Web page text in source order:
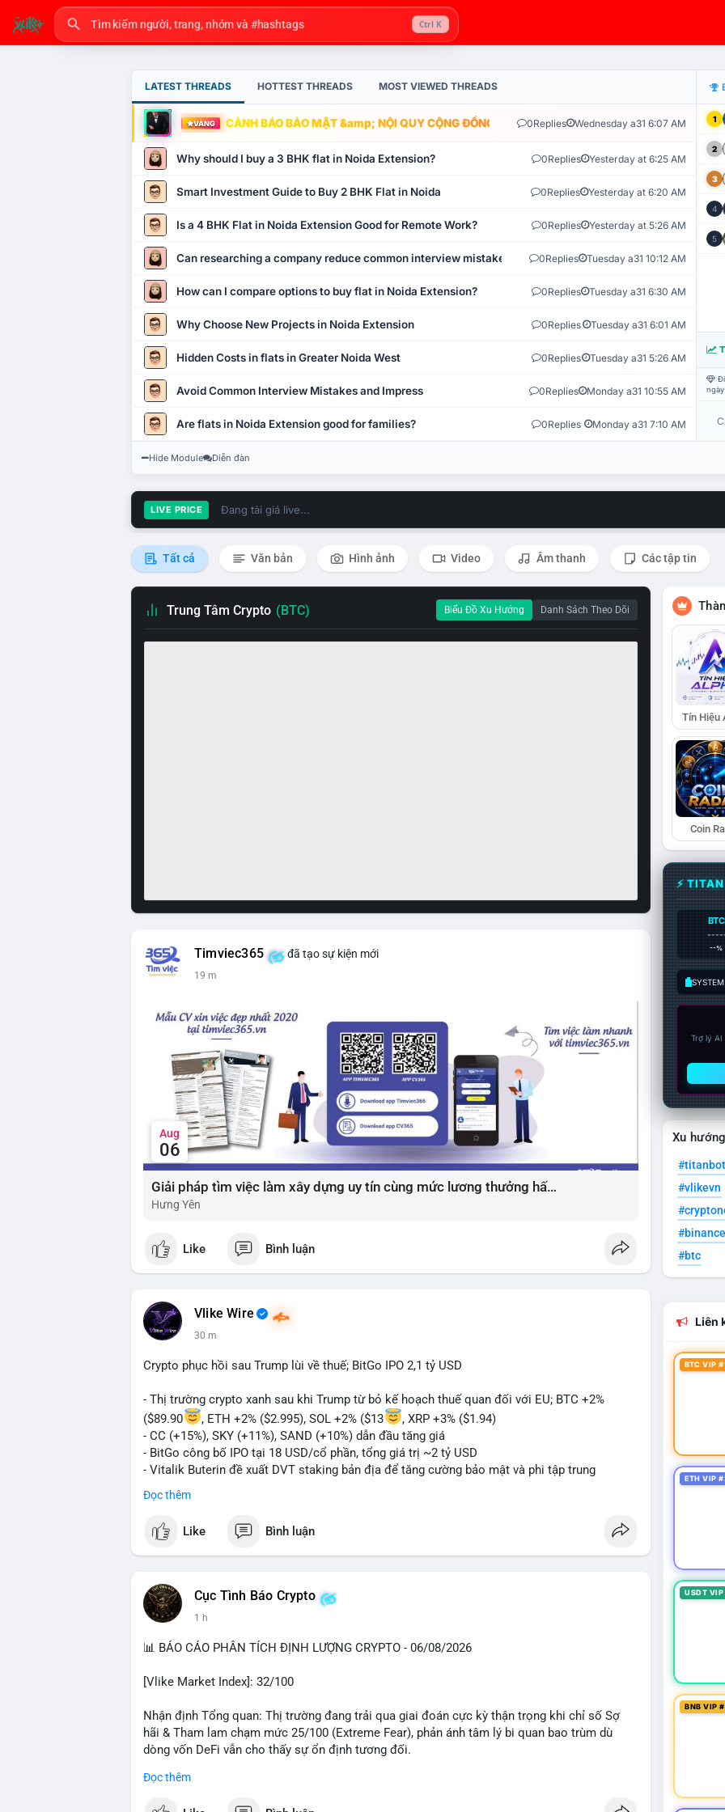
Ctrl K
LATEST THREADS HOTTEST THREADS MOST VIEWED THREADS
VÀNG CẢNH BÁO BẢO MẬT &amp; NỘI QUY CỘNG ĐỒNG VLIKE.VN: HỆ THỐNG GIÁM SÁT TỰ
0Replies Wednesday a31 6:07 AM
Why should I buy a 3 BHK flat in Noida Extension? 0Replies Yesterday at 6:25 AM
Smart Investment Guide to Buy 2 BHK Flat in Noida 0Replies Yesterday at 6:20 AM
Is a 4 BHK Flat in Noida Extension Good for Remote Work? 0Replies Yesterday at 5:26 AM
Can researching a company reduce common interview mistakes? 0Replies Tuesday a31 10:12 AM
How can I compare options to buy flat in Noida Extension? 0Replies Tuesday a31 6:30 AM
Why Choose New Projects in Noida Extension 0Replies Tuesday a31 6:01 AM
Hidden Costs in flats in Greater Noida West 0Replies Tuesday a31 5:26 AM
Avoid Common Interview Mistakes and Impress 0Replies Monday a31 10:55 AM
Are flats in Noida Extension good for families? 0Replies Monday a31 7:10 AM
1
2
3
4
5
Hide Module Diễn đàn
LIVE PRICE Đang tải giá live...
Tất cả Văn bản Hình ảnh Video Âm thanh Các tập tin
Trung Tâm Crypto (BTC) Biểu Đồ Xu Hướng Danh Sách Theo Dõi
Timviec365 đã tạo sự kiện mới
19 m
Aug
06
Giải pháp tìm việc làm xây dựng uy tín cùng mức lương thưởng hấp dẫn ?️
Hưng Yên
Like Bình luận
Vlike Wire
30 m
Crypto phục hồi sau Trump lùi về thuế; BitGo IPO 2,1 tỷ USD
- Thị trường crypto xanh sau khi Trump từ bỏ kế hoạch thuế quan đối với EU; BTC +2%
($89.90
, ETH +2% ($2.995), SOL +2% ($13
, XRP +3% ($1.94)
- CC (+15%), SKY (+11%), SAND (+10%) dẫn đầu tăng giá
- BitGo công bố IPO tại 18 USD/cổ phần, tổng giá trị ~2 tỷ USD
- Vitalik Buterin đề xuất DVT staking bản địa để tăng cường bảo mật và phi tập trung
Ethereum
- Hong Kong phát hành giấy phép stablecoin mới với yêu cầu tuân thủ nghiêm ngặt
- Nga xác định crypto là tài sản hợp pháp, tạo tiền lệ pháp lý
- Trump hy vọng ký vào luật cấu trúc thị trường crypto sớm nonostante sự bất đồng trong
Quốc hội
- Steak ’n Shake cho phép nhân viên nhận lương một phần dưới dạng Bitcoin
#binancesquare
#cryptonews #btc #eth
#hongkong
$btc $eth $sol $xrp $cc #cc$sky#sky$sand#sand
#vlikevn #titanbot
📰 Nguồn: Decrypt
Đọc thêm
Like Bình luận
Cục Tình Báo Crypto
1 h
📊 BÁO CÁO PHÂN TÍCH ĐỊNH LƯỢNG CRYPTO - 06/08/2026
[Vlike Market Index]: 32/100
Nhận định Tổng quan: Thị trường đang trải qua giai đoán cực kỳ thận trọng khi chỉ số Sợ
hãi & Tham lam chạm mức 25/100 (Extreme Fear), phản ánh tâm lý bi quan bao trùm dù
dòng vốn DeFi vẫn cho thấy sự ổn định tương đối.
Phân tích Dòng tiền DeFi (DefiLlama): Tổng TVL DeFi đạt 142,24 tỷ USD, tăng nhẹ 0,59%
Đọc thêm
Tín Hiệu
Coin
⚡
BTC
--%
Trợ lý
Xu
#titanbot
#vlikevn
#btc
Liên
BTC VIP
ETH VIP
USDT
BNB VIP